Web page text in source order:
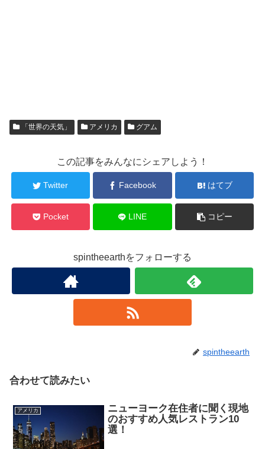
「世界の天気」 アメリカ グアム
この記事をみんなにシェアしよう！
Twitter Facebook はてブ
Pocket LINE コピー
spintheearthをフォローする
spintheearth
合わせて読みたい
アメリカ
ニューヨーク在住者に聞く現地
のおすすめ人気レストラン10
選！